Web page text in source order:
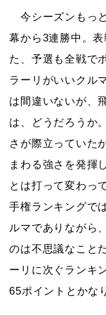
今シーズンもっ
幕から3連勝中。
た、予選も全戦で
ラーリがいいクル
は間違いないが、
は、どうだろうか
さが際立っていた
まわる強さを発揮
とは打って変わっ
手権ランキングで
ルマでありながら
のは不思議なこと
ーリに次ぐランキ
65ポイントとかな